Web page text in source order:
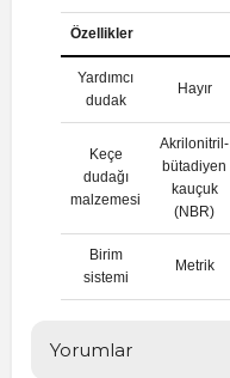
Özellikler
Yardımcı
dudak
Hayır
Keçe
dudağı
malzemesi
Akrilonitril-
bütadiyen
kauçuk
(NBR)
Birim
sistemi
Metrik
Yorumlar